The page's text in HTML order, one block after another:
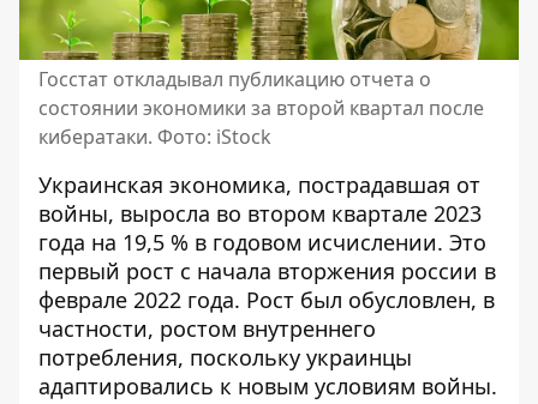
Госстат откладывал публикацию отчета о
состоянии экономики за второй квартал после
кибератаки. Фото: iStock
Украинская экономика, пострадавшая от
войны, выросла во втором квартале 2023
года на 19,5 % в годовом исчислении. Это
первый рост с начала вторжения россии в
феврале 2022 года. Рост был обусловлен, в
частности, ростом внутреннего
потребления, поскольку украинцы
адаптировались к новым условиям войны.